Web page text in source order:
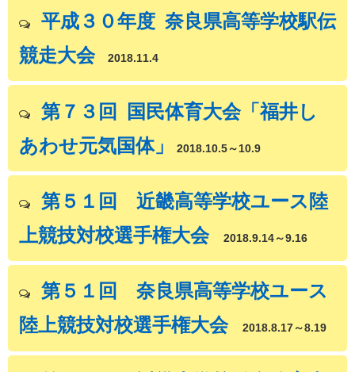
平成３０年度 奈良県高等学校駅伝
競走大会
2018.11.4
第７３回 国民体育大会「福井し
あわせ元気国体」
2018.10.5～10.9
第５１回 近畿高等学校ユース陸
上競技対校選手権大会2018.9.14～9.16
第５１回 奈良県高等学校ユース
陸上競技対校選手権大会2018.8.17～8.19